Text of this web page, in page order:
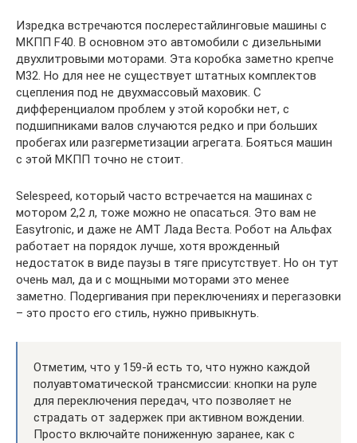
Изредка встречаются послерестайлинговые машины с
МКПП F40. В основном это автомобили с дизельными
двухлитровыми моторами. Эта коробка заметно крепче
М32. Но для нее не существует штатных комплектов
сцепления под не двухмассовый маховик. С
дифференциалом проблем у этой коробки нет, с
подшипниками валов случаются редко и при больших
пробегах или разгерметизации агрегата. Бояться машин
с этой МКПП точно не стоит.
Selespeed, который часто встречается на машинах с
мотором 2,2 л, тоже можно не опасаться. Это вам не
Easytronic, и даже не АМТ Лада Веста. Робот на Альфах
работает на порядок лучше, хотя врожденный
недостаток в виде паузы в тяге присутствует. Но он тут
очень мал, да и с мощными моторами это менее
заметно. Подергивания при переключениях и перегазовки
– это просто его стиль, нужно привыкнуть.
Отметим, что у 159-й есть то, что нужно каждой
полуавтоматической трансмиссии: кнопки на руле
для переключения передач, что позволяет не
страдать от задержек при активном вождении.
Просто включайте пониженную заранее, как с